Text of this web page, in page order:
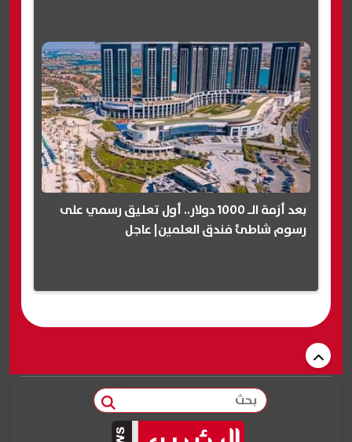
بعد أزمة الـ 1000 دولار.. أول تعليق رسمي على
رسوم شاطئ فندق العلمين| عاجل
بحث